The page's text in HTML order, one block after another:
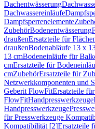
Dachentwässerung
Dachwassereinläufe
Dampfsperrenelemente
ZubehörBodenentwässerung
draußenErsatzteile für
draußenBodenabläufe 13 x
13 cmBodeneinläufe für
cmErsatzteile für
cmZubehörErsatzteile für
Netzwerkkomponenten und
Geberit FlowFitErsatzteile
FlowFitHandpresswerkzeuge
Handpresswerkzeuge
für Presswerkzeuge
Kompatibilität [2]Ersatzteile